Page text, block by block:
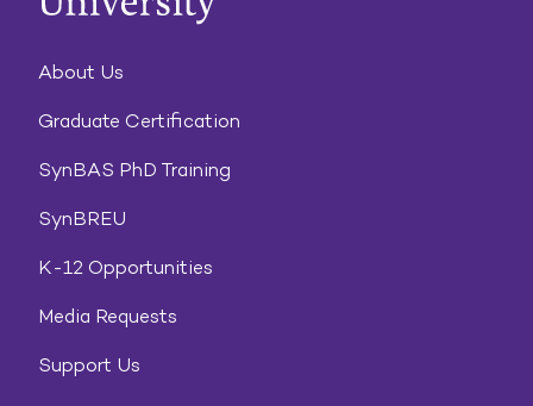
About Us
Graduate Certification
SynBAS PhD Training
SynBREU
K-12 Opportunities
Media Requests
Support Us